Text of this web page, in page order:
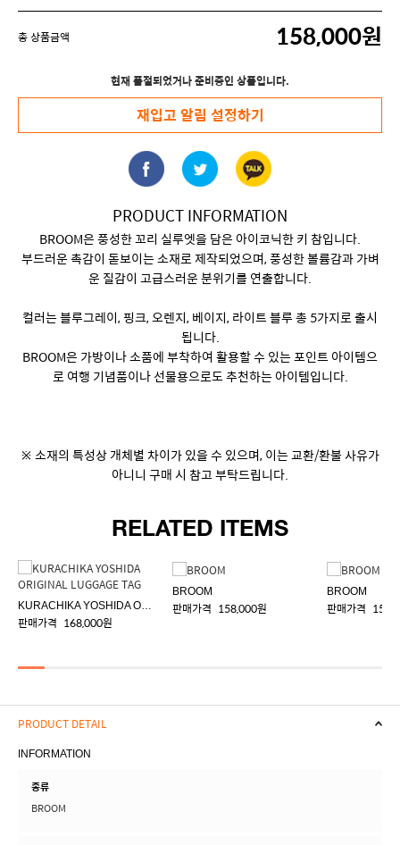
총 상품금액 158,000원
현재 품절되었거나 준비중인 상품입니다.
재입고 알림 설정하기
PRODUCT INFORMATION
BROOM은 풍성한 꼬리 실루엣을 담은 아이코닉한 키 참입니다.
부드러운 촉감이 돋보이는 소재로 제작되었으며, 풍성한 볼륨감과 가벼
운 질감이 고급스러운 분위기를 연출합니다.
컬러는 블루그레이, 핑크, 오렌지, 베이지, 라이트 블루 총 5가지로 출시
됩니다.
BROOM은 가방이나 소품에 부착하여 활용할 수 있는 포인트 아이템으
로 여행 기념품이나 선물용으로도 추천하는 아이템입니다.
※ 소재의 특성상 개체별 차이가 있을 수 있으며, 이는 교환/환불 사유가
아니니 구매 시 참고 부탁드립니다.
RELATED ITEMS
KURACHIKA YOSHIDA ORIGINAL LUGGAGE TAG
판매가격 168,000원
BROOM
판매가격 158,000원
BROOM
판매가격
PRODUCT DETAIL
INFORMATION
종류
BROOM